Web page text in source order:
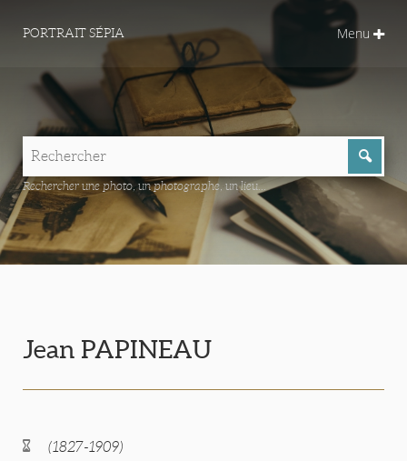
PORTRAIT SÉPIA Menu
Rechercher une photo, un photographe, un lieu...
Jean PAPINEAU
(1827-1909)